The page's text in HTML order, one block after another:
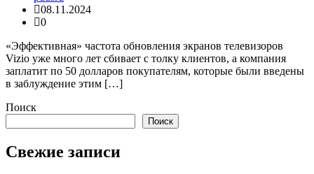
08.11.2024
0
«Эффективная» частота обновления экранов телевизоров
Vizio уже много лет сбивает с толку клиентов, а компания
заплатит по 50 долларов покупателям, которые были введены
в заблуждение этим […]
Поиск
Поиск
Свежие записи